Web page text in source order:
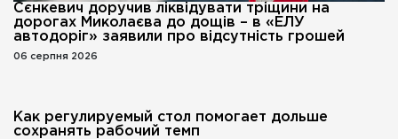
Сєнкевич доручив ліквідувати тріщини на
дорогах Миколаєва до дощів – в «ЕЛУ
автодоріг» заявили про відсутність грошей
06 серпня 2026
Как регулируемый стол помогает дольше
сохранять рабочий темп